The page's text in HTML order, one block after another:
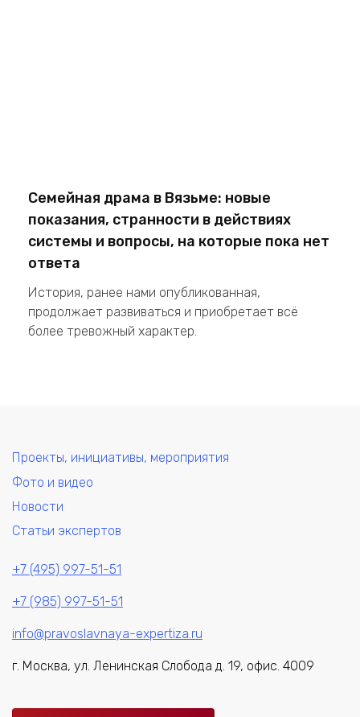
Семейная драма в Вязьме: новые
показания, странности в действиях
системы и вопросы, на которые пока нет
ответа
История, ранее нами опубликованная,
продолжает развиваться и приобретает всё
более тревожный характер.
Проекты, инициативы, мероприятия
Фото и видео
Новости
Статьи экспертов
+7 (495) 997-51-51
+7 (985) 997-51-51
info@pravoslavnaya-expertiza.ru
г. Москва, ул. Ленинская Слобода д. 19, офис. 4009